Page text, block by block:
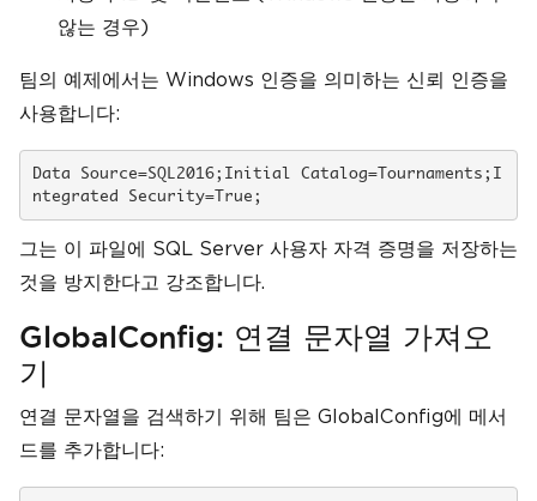
않는 경우)
팀의 예제에서는 Windows 인증을 의미하는 신뢰 인증을
사용합니다:
Data Source=SQL2016;Initial Catalog=Tournaments;I
ntegrated Security=True;
그는 이 파일에 SQL Server 사용자 자격 증명을 저장하는
것을 방지한다고 강조합니다.
GlobalConfig: 연결 문자열 가져오
기
연결 문자열을 검색하기 위해 팀은 GlobalConfig에 메서
드를 추가합니다: